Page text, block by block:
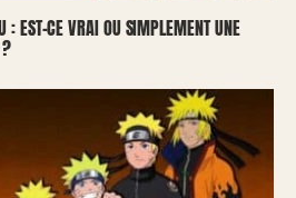
: EST-CE VRAI OU SIMPLEMENT UNE